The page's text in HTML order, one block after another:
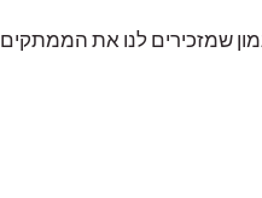
שמזכירים לנו את